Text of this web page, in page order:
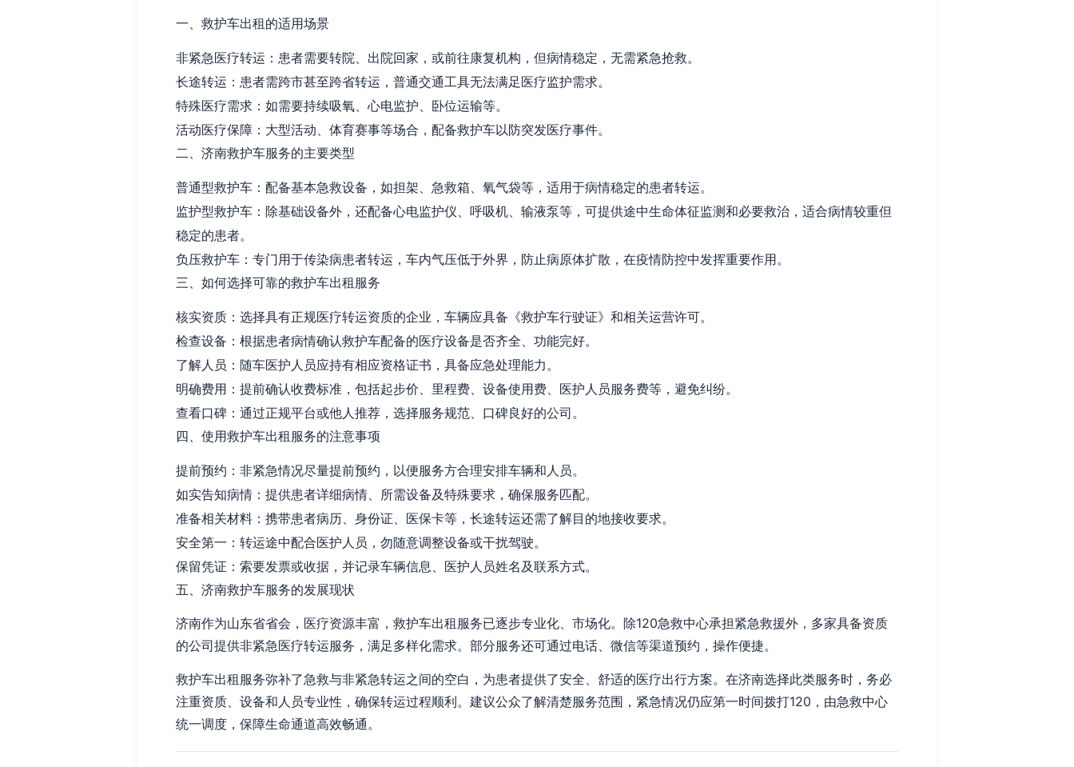
一、救护车出租的适用场景
非紧急医疗转运：患者需要转院、出院回家，或前往康复机构，但病情稳定，无需紧急抢救。
长途转运：患者需跨市甚至跨省转运，普通交通工具无法满足医疗监护需求。
特殊医疗需求：如需要持续吸氧、心电监护、卧位运输等。
活动医疗保障：大型活动、体育赛事等场合，配备救护车以防突发医疗事件。
二、济南救护车服务的主要类型
普通型救护车：配备基本急救设备，如担架、急救箱、氧气袋等，适用于病情稳定的患者转运。
监护型救护车：除基础设备外，还配备心电监护仪、呼吸机、输液泵等，可提供途中生命体征监测和必要救治，适合病情较重但
稳定的患者。
负压救护车：专门用于传染病患者转运，车内气压低于外界，防止病原体扩散，在疫情防控中发挥重要作用。
三、如何选择可靠的救护车出租服务
核实资质：选择具有正规医疗转运资质的企业，车辆应具备《救护车行驶证》和相关运营许可。
检查设备：根据患者病情确认救护车配备的医疗设备是否齐全、功能完好。
了解人员：随车医护人员应持有相应资格证书，具备应急处理能力。
明确费用：提前确认收费标准，包括起步价、里程费、设备使用费、医护人员服务费等，避免纠纷。
查看口碑：通过正规平台或他人推荐，选择服务规范、口碑良好的公司。
四、使用救护车出租服务的注意事项
提前预约：非紧急情况尽量提前预约，以便服务方合理安排车辆和人员。
如实告知病情：提供患者详细病情、所需设备及特殊要求，确保服务匹配。
准备相关材料：携带患者病历、身份证、医保卡等，长途转运还需了解目的地接收要求。
安全第一：转运途中配合医护人员，勿随意调整设备或干扰驾驶。
保留凭证：索要发票或收据，并记录车辆信息、医护人员姓名及联系方式。
五、济南救护车服务的发展现状
济南作为山东省省会，医疗资源丰富，救护车出租服务已逐步专业化、市场化。除120急救中心承担紧急救援外，多家具备资质
的公司提供非紧急医疗转运服务，满足多样化需求。部分服务还可通过电话、微信等渠道预约，操作便捷。
救护车出租服务弥补了急救与非紧急转运之间的空白，为患者提供了安全、舒适的医疗出行方案。在济南选择此类服务时，务必
注重资质、设备和人员专业性，确保转运过程顺利。建议公众了解清楚服务范围，紧急情况仍应第一时间拨打120，由急救中心
统一调度，保障生命通道高效畅通。